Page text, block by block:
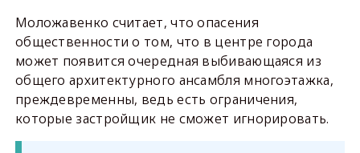
Моложавенко считает, что опасения
общественности о том, что в центре города
может появится очередная выбивающаяся из
общего архитектурного ансамбля многоэтажка,
преждевременны, ведь есть ограничения,
которые застройщик не сможет игнорировать.